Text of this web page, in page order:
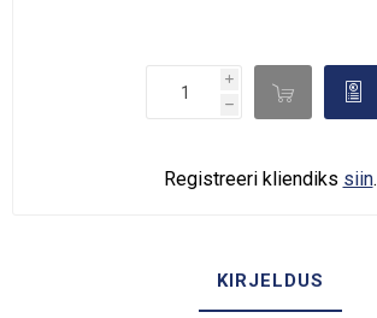
i
h
d 
Registreeri kliendiks siin.
KIRJELDUS